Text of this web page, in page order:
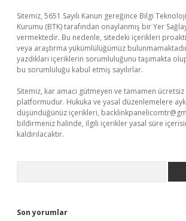
Sitemiz, 5651 Sayılı Kanun gereğince Bilgi
Kurumu (BTK) tarafından onaylanmış bir Yer
vermektedir. Bu nedenle, sitedeki içerikleri
veya araştırma yükümlülüğümüz
yazdıkları içeriklerin sorumluluğunu taşımakta
bu sorumluluğu kabul etmiş sayılırlar.
Sitemiz, kar amacı gütmeyen ve tamamen
platformudur. Hukuka ve yasal düzenlemelere
düşündüğünüz içerikleri,
bildirmeniz halinde, ilgili içerikler yasal süre
kaldırılacaktır.
Son yorumlar